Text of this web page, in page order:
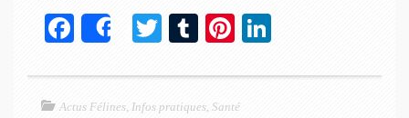
Fa
bo
Share
T
tte
T
m
Pi
er ed
Actus Félines, Infos pratiques, Santé